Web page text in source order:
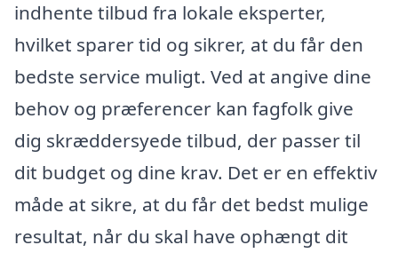
indhente tilbud fra lokale eksperter,
hvilket sparer tid og sikrer, at du får den
bedste service muligt. Ved at angive dine
behov og præferencer kan fagfolk give
dig skræddersyede tilbud, der passer til
dit budget og dine krav. Det er en effektiv
måde at sikre, at du får det bedst mulige
resultat, når du skal have ophængt dit